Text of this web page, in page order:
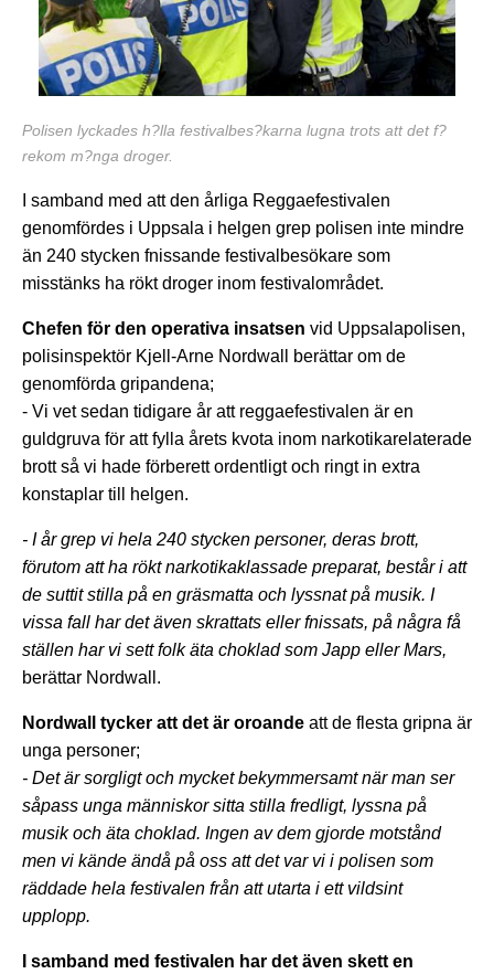
Polisen lyckades h?lla festivalbes?karna lugna trots att det f?
rekom m?nga droger.
I samband med att den årliga Reggaefestivalen
genomfördes i Uppsala i helgen grep polisen inte mindre
än 240 stycken fnissande festivalbesökare som
misstänks ha rökt droger inom festivalområdet.
Chefen för den operativa insatsen vid Uppsalapolisen,
polisinspektör Kjell-Arne Nordwall berättar om de
genomförda gripandena;
- Vi vet sedan tidigare år att reggaefestivalen är en
guldgruva för att fylla årets kvota inom narkotikarelaterade
brott så vi hade förberett ordentligt och ringt in extra
konstaplar till helgen.
- I år grep vi hela 240 stycken personer, deras brott,
förutom att ha rökt narkotikaklassade preparat, består i att
de suttit stilla på en gräsmatta och lyssnat på musik. I
vissa fall har det även skrattats eller fnissats, på några få
ställen har vi sett folk äta choklad som Japp eller Mars,
berättar Nordwall.
Nordwall tycker att det är oroande att de flesta gripna är
unga personer;
- Det är sorgligt och mycket bekymmersamt när man ser
såpass unga människor sitta stilla fredligt, lyssna på
musik och äta choklad. Ingen av dem gjorde motstånd
men vi kände ändå på oss att det var vi i polisen som
räddade hela festivalen från att utarta i ett vildsint
upplopp.
I samband med festivalen har det även skett en